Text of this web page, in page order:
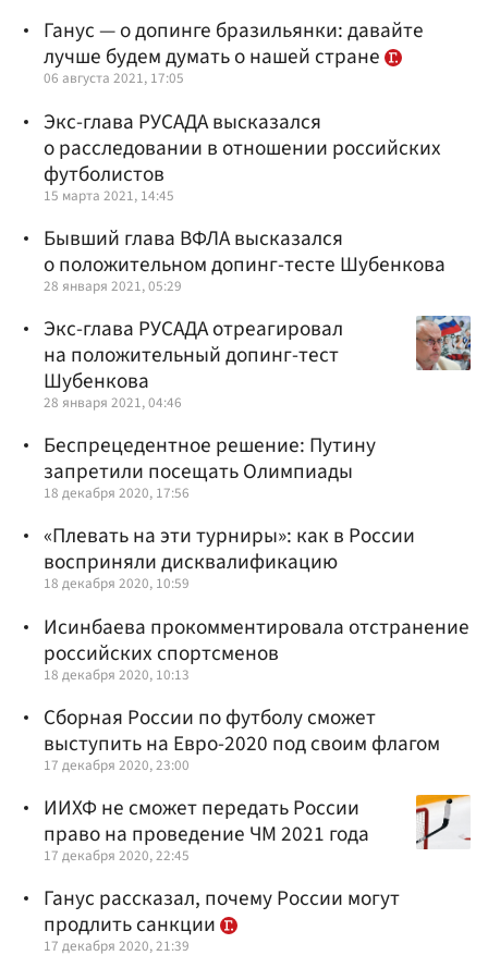
Ганус — о допинге бразильянки: давайте
лучше будем думать о нашей стране
06 августа 2021, 17:05
Экс-глава РУСАДА высказался
о расследовании в отношении российских
футболистов
15 марта 2021, 14:45
Бывший глава ВФЛА высказался
о положительном допинг-тесте Шубенкова
28 января 2021, 05:29
Экс-глава РУСАДА отреагировал
на положительный допинг-тест
Шубенкова
28 января 2021, 04:46
Беспрецедентное решение: Путину
запретили посещать Олимпиады
18 декабря 2020, 17:56
«Плевать на эти турниры»: как в России
восприняли дисквалификацию
18 декабря 2020, 10:59
Исинбаева прокомментировала отстранение
российских спортсменов
18 декабря 2020, 10:13
Сборная России по футболу сможет
выступить на Евро-2020 под своим флагом
17 декабря 2020, 23:00
ИИХФ не сможет передать России
право на проведение ЧМ 2021 года
17 декабря 2020, 22:45
Ганус рассказал, почему России могут
продлить санкции
17 декабря 2020, 21:39